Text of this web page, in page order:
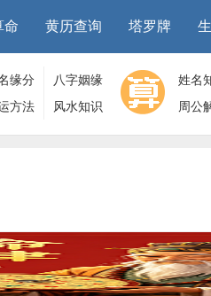
命 黄历查询 塔罗牌
缘分
八字姻缘
方法 风水知识
姓名
周公